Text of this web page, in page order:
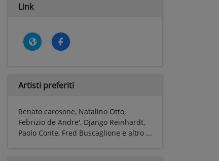
Link
Artisti preferiti
Renato carosone, Natalino Otto,
Febrizio de Andre', Django Reinhardt,
Paolo Conte, Fred Buscaglione e altro ...